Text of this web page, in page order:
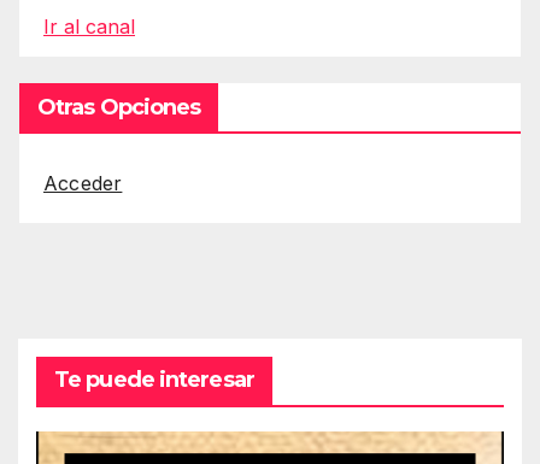
Ir al canal
Otras Opciones
Acceder
Te puede interesar